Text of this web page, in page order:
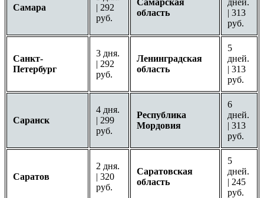
Самара
| 292
руб.
область
| 313
руб.
Санкт-
Петербург
3 дня.
| 292
руб.
Ленинградская
область
5
дней.
| 313
руб.
Саранск
4 дня.
| 299
руб.
Республика
Мордовия
6
дней.
| 313
руб.
Саратов
2 дня.
| 320
руб.
Саратовская
область
5
дней.
| 245
руб.